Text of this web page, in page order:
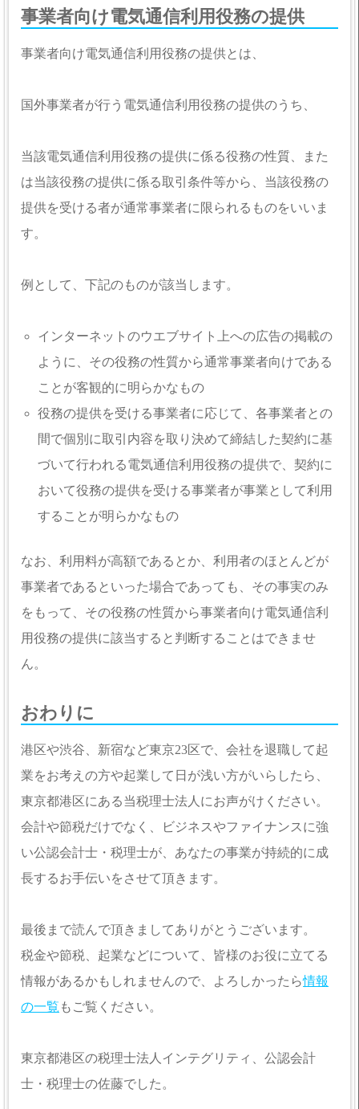
事業者向け電気通信利用役務の提供
事業者向け電気通信利用役務の提供とは、
国外事業者が行う電気通信利用役務の提供のうち、
当該電気通信利用役務の提供に係る役務の性質、また
は当該役務の提供に係る取引条件等から、当該役務の
提供を受ける者が通常事業者に限られるものをいいま
す。
例として、下記のものが該当します。
インターネットのウエブサイト上への広告の掲載の
ように、その役務の性質から通常事業者向けである
ことが客観的に明らかなもの
役務の提供を受ける事業者に応じて、各事業者との
間で個別に取引内容を取り決めて締結した契約に基
づいて行われる電気通信利用役務の提供で、契約に
おいて役務の提供を受ける事業者が事業として利用
することが明らかなもの
なお、利用料が高額であるとか、利用者のほとんどが
事業者であるといった場合であっても、その事実のみ
をもって、その役務の性質から事業者向け電気通信利
用役務の提供に該当すると判断することはできませ
ん。
おわりに
港区や渋谷、新宿など東京23区で、会社を退職して起
業をお考えの方や起業して日が浅い方がいらしたら、
東京都港区にある当税理士法人にお声がけください。
会計や節税だけでなく、ビジネスやファイナンスに強
い公認会計士・税理士が、あなたの事業が持続的に成
長するお手伝いをさせて頂きます。
最後まで読んで頂きましてありがとうございます。
税金や節税、起業などについて、皆様のお役に立てる
情報があるかもしれませんので、よろしかったら情報
の一覧 もご覧ください。
東京都港区の税理士法人インテグリティ、公認会計
士・税理士の佐藤でした。